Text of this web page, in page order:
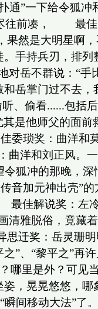
”一下给令狐冲
往前凑， 最佳
，果然是大明星
持兵刃，排列
岳不群说：“手
岳掌门过不去
偷看......包括
他师父的面前
琐奖：曲洋和
洋和刘正风。一
冲的那晚，深
音加元神出壳
佳解说奖：左
雅脱俗，竟藏
迁奖：岳灵珊明
之”、“黎平之
哪里是外？可见
晃晃悠悠，哪
间移动大法”了